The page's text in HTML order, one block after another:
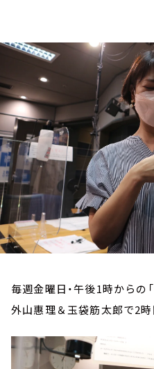
お知らせ
イベント・グッズ
YouTube
会社情報
毎週金曜日・午後1時からの
外山惠理＆玉袋筋太郎で2時